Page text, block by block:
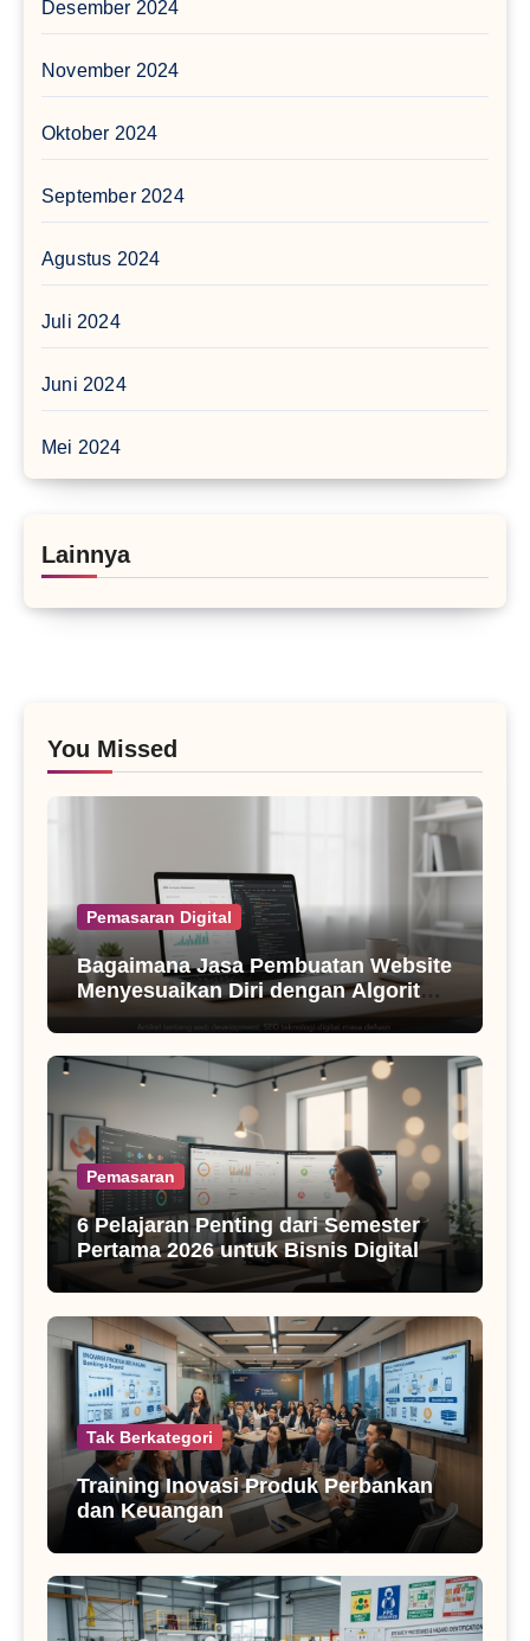
Desember 2024
November 2024
Oktober 2024
September 2024
Agustus 2024
Juli 2024
Juni 2024
Mei 2024
Lainnya
You Missed
Pemasaran Digital
Bagaimana Jasa Pembuatan Website
Menyesuaikan Diri dengan Algoritma
SEO Masa Kini
Pemasaran
6 Pelajaran Penting dari Semester
Pertama 2026 untuk Bisnis Digital
Tak Berkategori
Training Inovasi Produk Perbankan
dan Keuangan